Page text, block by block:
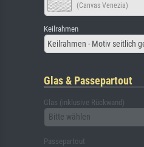
(Canvas Venezia)
Keilrahmen
Keilrahmen - Motiv seitlich
Glas & Passepartout
Glas (inklusive Rückwand)
Bitte wählen
Passepartout